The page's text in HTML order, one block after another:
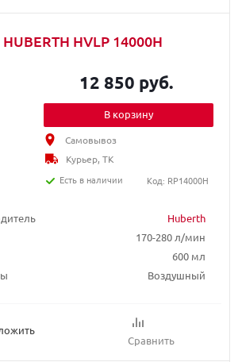
HVLP 14000H
Huberth
170-280 л/мин
600 мл
Воздушный
Сравнить
12 850 руб.
В корзину
Самовывоз
Курьер, ТК
Есть в наличии
Код: RP14000H